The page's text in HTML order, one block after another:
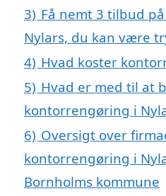
3) Få nemt 3 tilbud
Nylars, du kan være
4) Hvad koster
5) Hvad er med til at
kontorrengøring i
6) Oversigt over
kontorrengøring i
Bornholms kommune